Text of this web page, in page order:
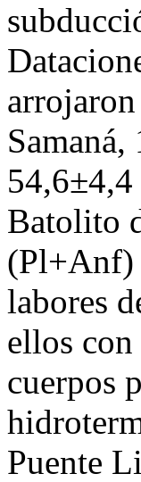
Batolito
(Pl+Anf)
labores
ellos
cuerpos
Puente